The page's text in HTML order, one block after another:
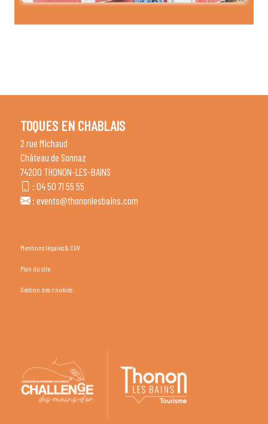
TOQUES EN CHABLAIS
2 rue Michaud
Château de Sonnaz
74200 THONON-LES-BAINS
: 04 50 71 55 55
: events@thononlesbains.com
Mentions légales & CGV
Plan du site
Gestion des cookies